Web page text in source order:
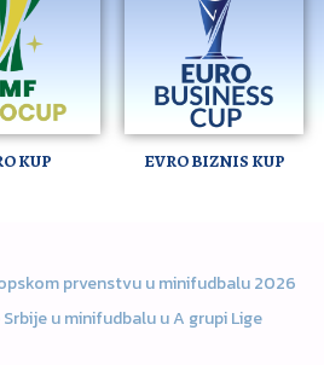
KUP EVRO BIZNIS KUP
prvenstvu u minifudbalu 2026
u minifudbalu u A grupi Lige